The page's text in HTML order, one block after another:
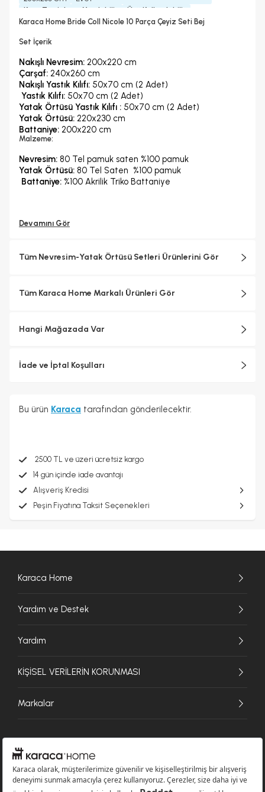
Kuru Temizleme Yapılabilir
Hayır
Ütü Kullanılabilir
Evet
Kapitone Nakış
Karaca Home Bride Coll Nicole 10 Parça Çeyiz Seti Bej
Set İçerik
Nakışlı Nevresim: 200x220 cm
Çarşaf: 240x260 cm
Nakışlı Yastık Kılıfı: 50x70 cm (2 Adet)
Yastık Kılıfı: 50x70 cm (2 Adet)
Yatak Örtüsü Yastık Kılıfı : 50x70 cm (2 Adet)
Yatak Örtüsü: 220x230 cm
Battaniye: 200x220 cm
Malzeme:
Nevresim: 80 Tel pamuk saten %100 pamuk
Yatak Örtüsü: 80 Tel Saten %100 pamuk
Battaniye: %100 Akrilik Triko Battaniye
Devamını Gör
Tüm Nevresim-Yatak Örtüsü Setleri Ürünlerini Gör
Tüm Karaca Home Markalı Ürünleri Gör
Hangi Mağazada Var
İade ve İptal Koşulları
Bu ürün Karaca tarafından gönderilecektir.
2500 TL ve üzeri ücretsiz kargo
14 gün içinde iade avantajı
Alışveriş Kredisi
Peşin Fiyatına Taksit Seçenekleri
Karaca Home
Yardım ve Destek
Yardım
KİŞİSEL VERİLERİN KORUNMASI
Markalar